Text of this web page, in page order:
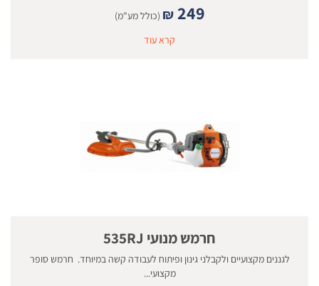
₪ 249
(כולל מע"מ)
קרא עוד
חרמש מנועי 535RJ
לגננים מקצועיים ולקבלני גינון ופיתוח לעבודה קשה במיוחד. חרמש סופר
מקצועי...